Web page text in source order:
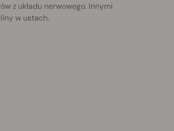
z układu nerwowego. Innymi
w ustach.